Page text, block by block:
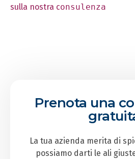
sulla nostra consulenza
Prenota una
La tua azienda merita di
possiamo darti le ali